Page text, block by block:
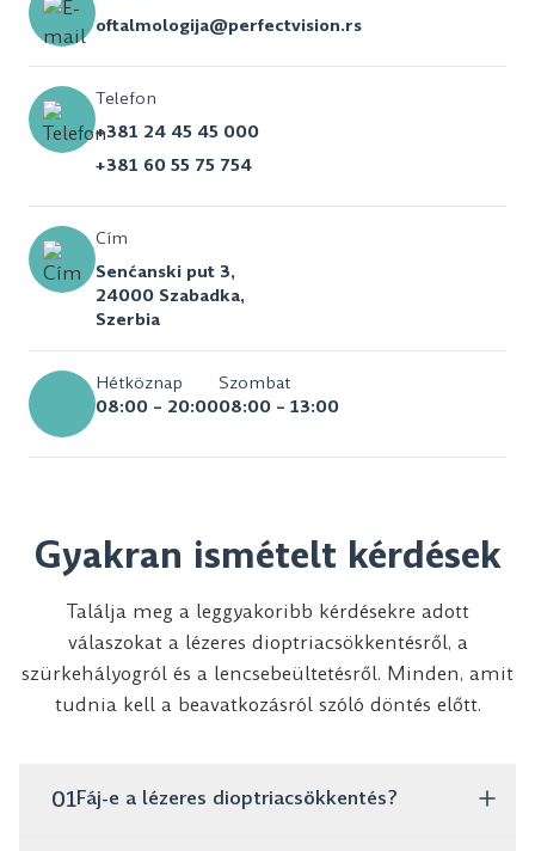
oftalmologija@perfectvision.rs
Telefon
+381 24 45 45 000
+381 60 55 75 754
Cím
Senćanski put 3,
24000 Szabadka,
Szerbia
Hétköznap
08:00 – 20:00
Szombat
08:00 – 13:00
Gyakran ismételt kérdések
Találja meg a leggyakoribb kérdésekre adott
válaszokat a lézeres dioptriacsökkentésről, a
szürkehályogról és a lencsebeültetésről. Minden, amit
tudnia kell a beavatkozásról szóló döntés előtt.
01Fáj-e a lézeres dioptriacsökkentés?